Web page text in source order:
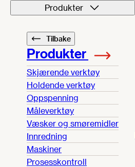
Produkter
Tilbake
Produkter
Skjærende verktøy
Holdende verktøy
Oppspenning
Måleverktøy
Væsker og smøremidler
Innredning
Maskiner
Prosesskontroll